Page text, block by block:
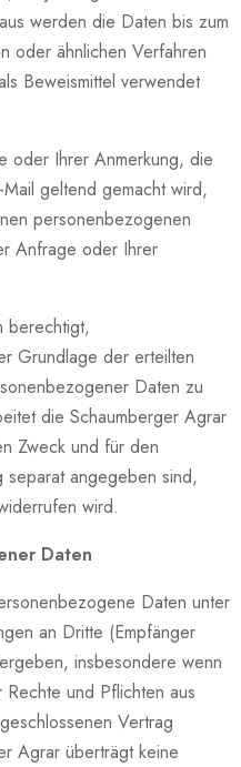
werden die Daten bis zum
oder ähnlichen Verfahren
Beweismittel verwendet
oder Ihrer Anmerkung, die
geltend gemacht wird,
personenbezogenen
Anfrage oder Ihrer
berechtigt,
Grundlage der erteilten
Daten zu
die Schaumberger Agrar
Zweck und für den
separat angegeben sind,
wird.
Daten
Daten unter
an Dritte (Empfänger
insbesondere wenn
und Pflichten aus
Vertrag
Agrar überträgt keine